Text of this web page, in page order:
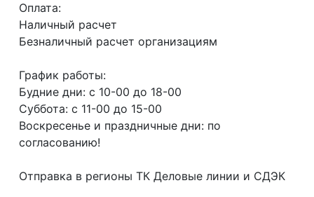
Оплата:
Наличный расчет
Безналичный расчет организациям
График работы:
Будние дни: с 10-00 до 18-00
Суббота: с 11-00 до 15-00
Воскресенье и праздничные дни: по
согласованию!
Отправка в регионы ТК Деловые линии и СДЭК